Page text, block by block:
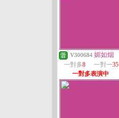
V300684 媚如烟
一對多8 一對一35
一對多表演中